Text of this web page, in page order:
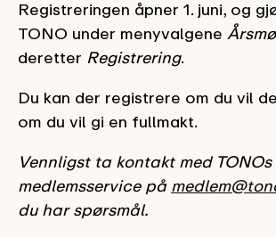
Registreringen åpner 1. juni, og
TONO under menyvalgene
deretter Registrering.
Du kan der registrere om du vil
om du vil gi en fullmakt.
Vennligst ta kontakt med TONOs
medlemsservice på
du har spørsmål.